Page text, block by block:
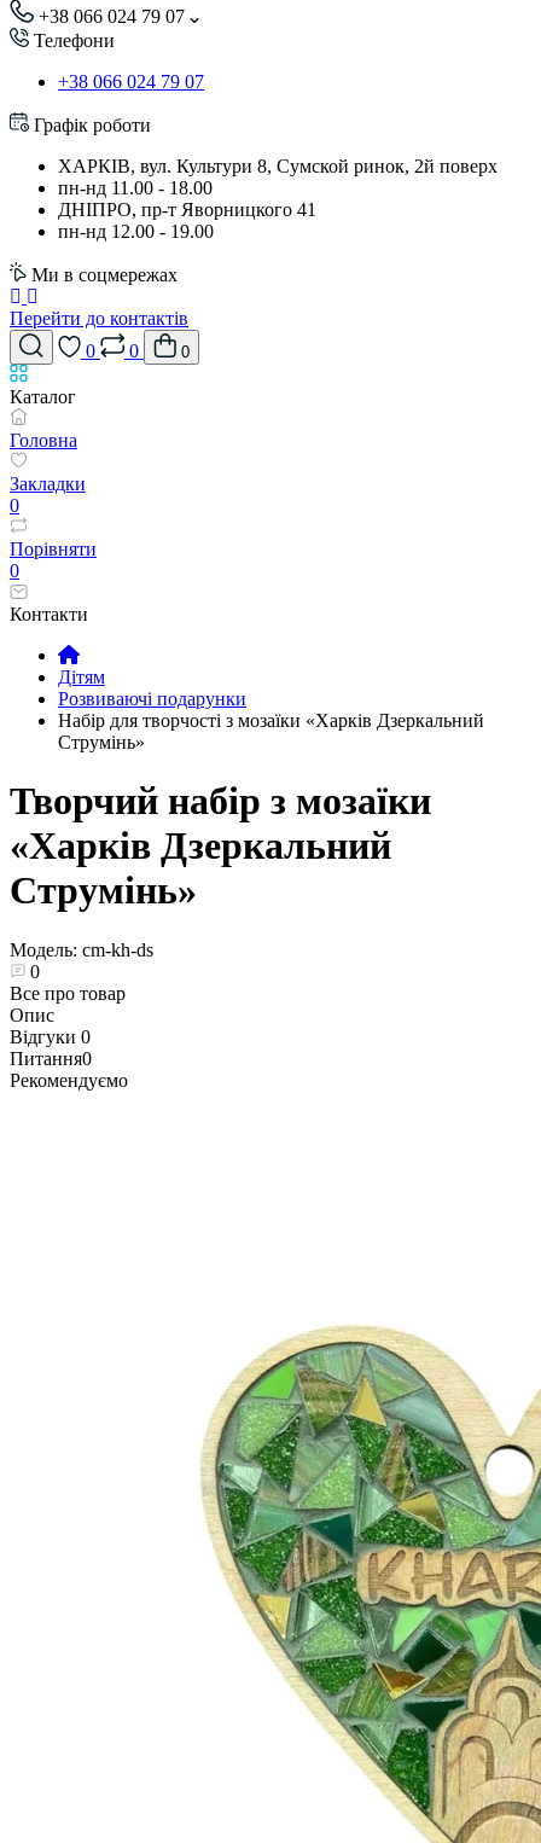
+38 066 024 79 07
Телефони
+38 066 024 79 07
Графік роботи
ХАРКІВ, вул. Культури 8, Сумской ринок, 2й поверх
пн-нд 11.00 - 18.00
ДНІПРО, пр-т Яворницкого 41
пн-нд 12.00 - 19.00
Ми в соцмережах
Перейти до контактів
0
0 0
Каталог
Головна
Закладки
0
Порівняти
0
Контакти
Дітям
Розвиваючі подарунки
Набір для творчості з мозаїки «Харків Дзеркальний
Струмінь»
Творчий набір з мозаїки
«Харків Дзеркальний
Струмінь»
Модель: cm-kh-ds
0
Все про товар
Опис
Відгуки 0
Питання0
Рекомендуємо